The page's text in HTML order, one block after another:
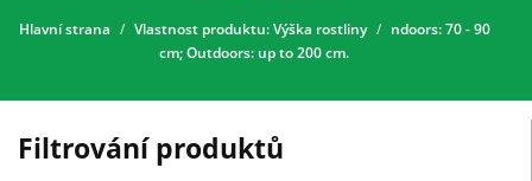
Hlavní strana Vlastnost produktu: Výška rostliny
ndoors: 70 - 90
cm; Outdoors: up to 200 cm.
Filtrování produktů